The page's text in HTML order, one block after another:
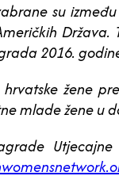
su
2016.
žene
mlade žene u